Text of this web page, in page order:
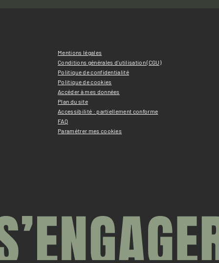
Mentions légales
Conditions générales d'utilisation (CGU)
Politique de confidentialité
Politique de cookies
Accéder à mes données
Plan du site
Accessibilité : partiellement conforme
FAQ
Paramétrer mes cookies